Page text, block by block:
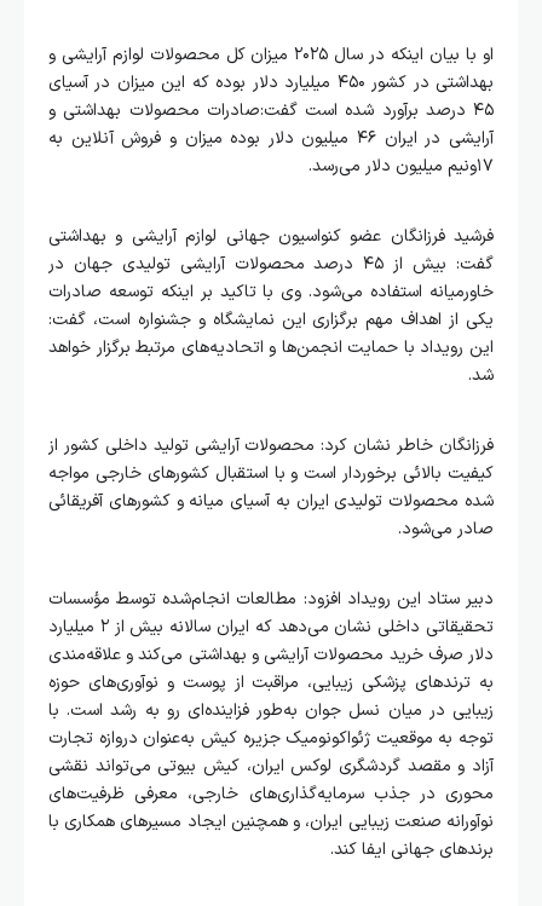
او با بیان اینکه در سال ۲۰۲۵ میزان کل محصولات لوازم آرایشی و
بهداشتی در کشور ۴۵۰ میلیارد دلار بوده که این میزان در آسیای
۴۵ درصد برآورد شده است گفت:صادرات محصولات بهداشتی و
آرایشی در ایران ۴۶ میلیون دلار بوده میزان و فروش آنلاین به
۱۷ونیم میلیون دلار می‌رسد.
فرشید فرزانگان عضو کنواسیون جهانی لوازم آرایشی و بهداشتی
گفت: بیش از ۴۵ درصد محصولات آرایشی تولیدی جهان در
خاورمیانه استفاده می‌شود. وی با تاکید بر اینکه توسعه صادرات
یکی از اهداف مهم برگزاری این نمایشگاه و جشنواره است، گفت:
این رویداد با حمایت انجمن‌ها و اتحادیه‌های مرتبط برگزار خواهد
شد.
فرزانگان خاطر نشان کرد: محصولات آرایشی تولید داخلی کشور از
کیفیت بالائی برخوردار است و با استقبال کشورهای خارجی مواجه
شده محصولات تولیدی ایران به آسیای میانه و کشورهای آفریقائی
صادر می‌شود.
دبیر ستاد این رویداد افزود: مطالعات انجام‌شده توسط مؤسسات
تحقیقاتی داخلی نشان می‌دهد که ایران سالانه بیش از ۲ میلیارد
دلار صرف خرید محصولات آرایشی و بهداشتی می‌کند و علاقه‌مندی
به ترندهای پزشکی زیبایی، مراقبت از پوست و نوآوری‌های حوزه
زیبایی در میان نسل جوان به‌طور فزاینده‌ای رو به رشد است. با
توجه به موقعیت ژئواکونومیک جزیره کیش به‌عنوان دروازه تجارت
آزاد و مقصد گردشگری لوکس ایران، کیش بیوتی می‌تواند نقشی
محوری در جذب سرمایه‌گذاری‌های خارجی، معرفی ظرفیت‌های
نوآورانه صنعت زیبایی ایران، و همچنین ایجاد مسیرهای همکاری با
برندهای جهانی ایفا کند.